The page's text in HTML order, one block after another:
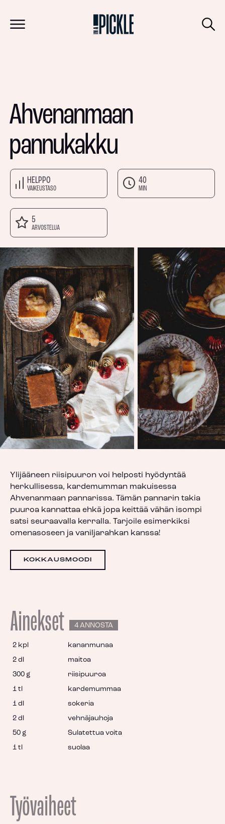
Ahvenanmaan
pannukakku
HELPPO
VAIKEUSTASO
40
MIN
5
ARVOSTELUA
Ylijääneen riisipuuron voi helposti hyödyntää
herkullisessa, kardemumman makuisessa
Ahvenanmaan pannarissa. Tämän pannarin takia
puuroa kannattaa ehkä jopa keittää vähän isompi
satsi seuraavalla kerralla. Tarjoile esimerkiksi
omenasoseen ja vaniljarahkan kanssa!
KOKKAUSMOODI
Ainekset 4 ANNOSTA
kananmunaa
2 kpl
maitoa
2 dl
riisipuuroa
300 g
kardemummaa
1 tl
sokeria
1 dl
vehnäjauhoja
2 dl
Sulatettua voita
50 g
suolaa
1 tl
Työvaiheet